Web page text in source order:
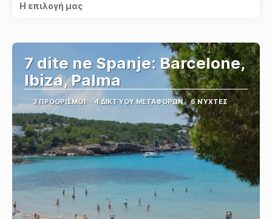
Η επιλογή μας
7 dite ne Spanje: Barcelone,
Ibiza, Palma
3 ΠΡΟΟΡΙΣΜΟΊ 4 ΔΙΚΤΎΟΥ ΜΕΤΑΦΟΡΏΝ 6 ΝΎΧΤΕΣ